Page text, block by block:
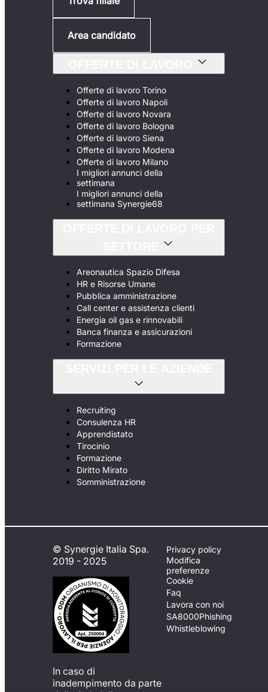
Area candidato
Offerte di lavoro Torino
Offerte di lavoro Napoli
Offerte di lavoro Novara
Offerte di lavoro Bologna
Offerte di lavoro Siena
Offerte di lavoro Modena
Offerte di lavoro Milano
I migliori annunci della
settimana
I migliori annunci della
settimana Synergie68
Areonautica Spazio Difesa
HR e Risorse Umane
Pubblica amministrazione
Call center e assistenza clienti
Energia oil gas e rinnovabili
Banca finanza e assicurazioni
Formazione
Recruiting
Consulenza HR
Apprendistato
Tirocinio
Formazione
Diritto Mirato
Somministrazione
© Synergie Italia Spa.
2019 - 2025
In caso di
inadempimento da parte
Privacy policy
Modifica
preferenze
Cookie
Faq
Lavora con noi
SA8000Phishing
Whistleblowing